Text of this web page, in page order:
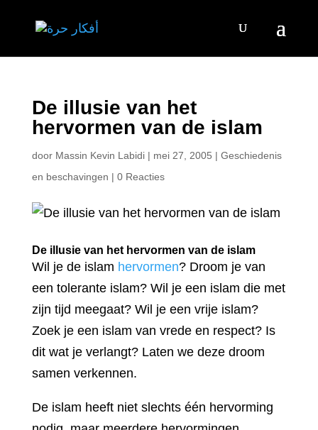
De illusie van het
hervormen van de islam
door Massin Kevin Labidi| mei 27, 2005 | Geschiedenis
en beschavingen | 0 Reacties
De illusie van het hervormen van de islam
Wil je de islam hervormen? Droom je van
een tolerante islam? Wil je een islam die met
zijn tijd meegaat? Wil je een vrije islam?
Zoek je een islam van vrede en respect? Is
dit wat je verlangt? Laten we deze droom
samen verkennen.
De islam heeft niet slechts één hervorming